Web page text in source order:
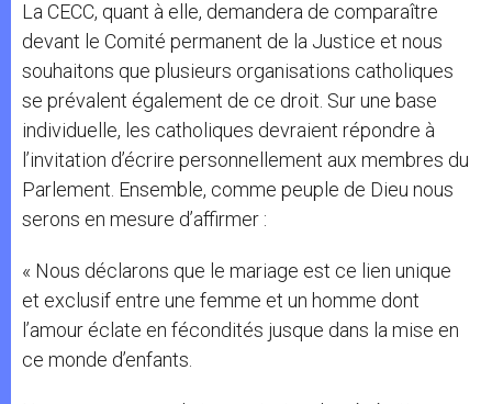
La CECC, quant à elle, demandera de comparaître
devant le Comité permanent de la Justice et nous
souhaitons que plusieurs organisations catholiques
se prévalent également de ce droit. Sur une base
individuelle, les catholiques devraient répondre à
l’invitation d’écrire personnellement aux membres du
Parlement. Ensemble, comme peuple de Dieu nous
serons en mesure d’affirmer :
« Nous déclarons que le mariage est ce lien unique
et exclusif entre une femme et un homme dont
l’amour éclate en fécondités jusque dans la mise en
ce monde d’enfants.